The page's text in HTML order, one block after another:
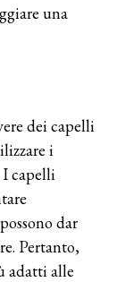
una
dei capelli
i
capelli
dar
Pertanto,
adatti alle